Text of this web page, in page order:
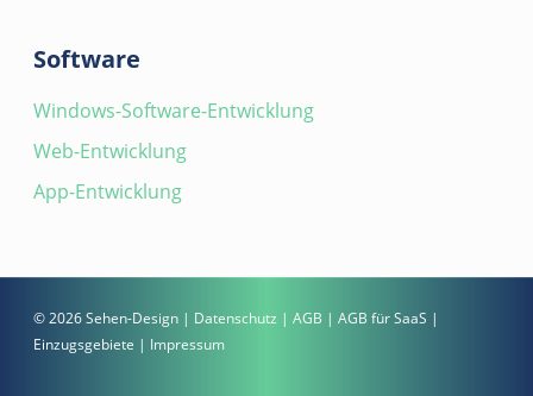
Software
Windows-Software-Entwicklung
Web-Entwicklung
App-Entwicklung
© 2026 Sehen-Design | Datenschutz | AGB | AGB für SaaS |
Einzugsgebiete | Impressum